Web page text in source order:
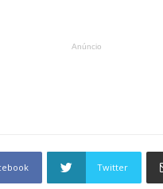
Anúncio
Twitter